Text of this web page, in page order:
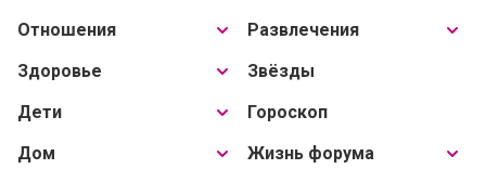
Отношения
Здоровье
Дети
Дом
Развлечения
Звёзды
Гороскоп
Жизнь форума